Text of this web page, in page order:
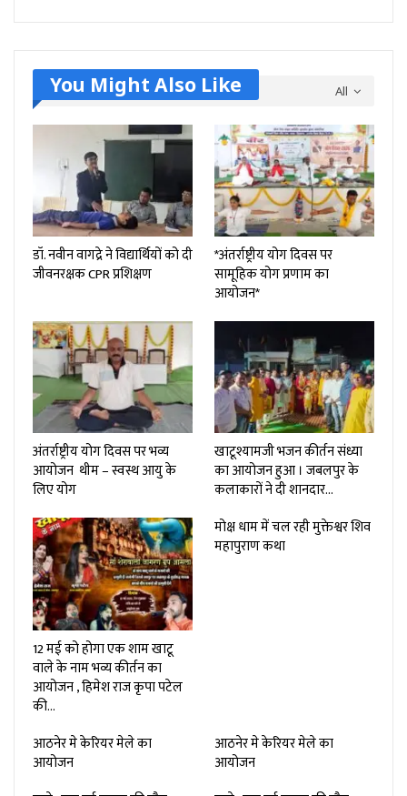
All
You Might Also Like
डॉ. नवीन वागद्रे ने विद्यार्थियों को दी
जीवनरक्षक CPR प्रशिक्षण
*अंतर्राष्ट्रीय योग दिवस पर
सामूहिक योग प्रणाम का
आयोजन*
अंतर्राष्ट्रीय योग दिवस पर भव्य
आयोजन थीम – स्वस्थ आयु के
लिए योग
खाटूश्यामजी भजन कीर्तन संध्या
का आयोजन हुआ । जबलपुर के
कलाकारों ने दी शानदार…
12 मई को होगा एक शाम खाटू
वाले के नाम भव्य कीर्तन का
आयोजन , हिमेश राज कृपा पटेल
की…
मोक्ष धाम में चल रही मुक्तेश्वर शिव
महापुराण कथा
आठनेर मे केरियर मेले का
आयोजन
आठनेर मे केरियर मेले का
आयोजन